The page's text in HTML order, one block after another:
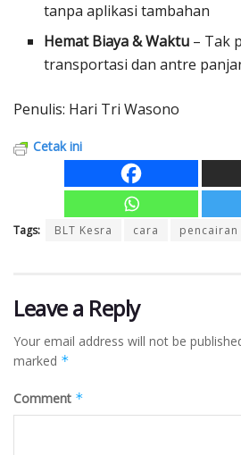
tanpa aplikasi tambahan
Hemat Biaya & Waktu – Tak
transportasi dan antre
Penulis: Hari Tri Wasono
Cetak ini
Tags: BLT Kesra cara pencairan
Leave a Reply
Your email address will not be
marked *
Comment *